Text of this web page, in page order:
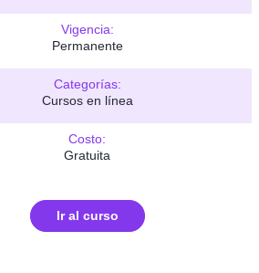
Vigencia:
Permanente
Categorías:
Cursos en línea
Costo:
Gratuita
Ir al curso